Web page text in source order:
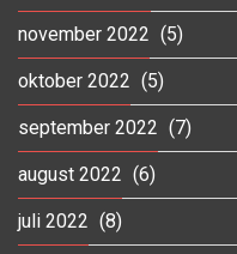
november 2022 (5)
oktober 2022 (5)
september 2022 (7)
august 2022 (6)
juli 2022 (8)